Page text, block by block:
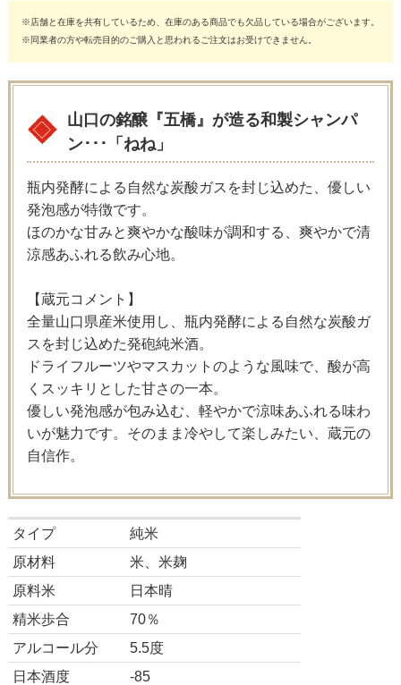
※店舗と在庫を共有しているため、在庫のある商品でも欠品している場合がございます。
※同業者の方や転売目的のご購入と思われるご注文はお受けできません。
山口の銘醸『五橋』が造る和製シャンパ
ン･･･「ねね」
瓶内発酵による自然な炭酸ガスを封じ込めた、優しい
発泡感が特徴です。
ほのかな甘みと爽やかな酸味が調和する、爽やかで清
涼感あふれる飲み心地。
【蔵元コメント】
全量山口県産米使用し、瓶内発酵による自然な炭酸ガ
スを封じ込めた発砲純米酒。
ドライフルーツやマスカットのような風味で、酸が高
くスッキリとした甘さの一本。
優しい発泡感が包み込む、軽やかで涼味あふれる味わ
いが魅力です。そのまま冷やして楽しみたい、蔵元の
自信作。
タイプ
純米
原材料
米、米麹
原料米
日本晴
精米歩合
70％
アルコール分
5.5度
日本酒度
-85